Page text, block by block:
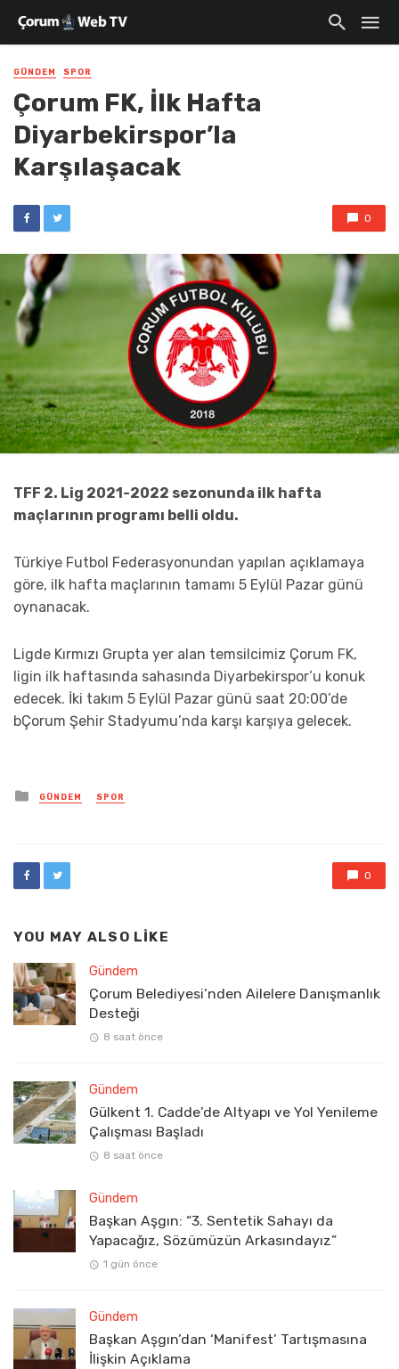
GÜNDEM SPOR
Çorum FK, İlk Hafta
Diyarbekirspor’la
Karşılaşacak
0
TFF 2. Lig 2021-2022 sezonunda ilk hafta
maçlarının programı belli oldu.
Türkiye Futbol Federasyonundan yapılan açıklamaya
göre, ilk hafta maçlarının tamamı 5 Eylül Pazar günü
oynanacak.
Ligde Kırmızı Grupta yer alan temsilcimiz Çorum FK,
ligin ilk haftasında sahasında Diyarbekirspor’u konuk
edecek. İki takım 5 Eylül Pazar günü saat 20:00’de
bÇorum Şehir Stadyumu’nda karşı karşıya gelecek.
Posted
in
GÜNDEM SPOR
0
YOU MAY ALSO LIKE
Gündem
Çorum Belediyesi’nden Ailelere Danışmanlık
Desteği
8 saat önce
Gündem
Gülkent 1. Cadde’de Altyapı ve Yol Yenileme
Çalışması Başladı
8 saat önce
Gündem
Başkan Aşgın: “3. Sentetik Sahayı da
Yapacağız, Sözümüzün Arkasındayız”
1 gün önce
Gündem
Başkan Aşgın’dan ‘Manifest’ Tartışmasına
İlişkin Açıklama